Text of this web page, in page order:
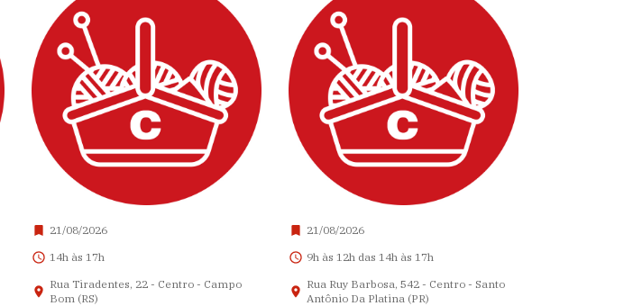
21/08/2026
14h às 17h
Rua Tiradentes, 22 - Centro - Campo
Bom (RS)
21/08/2026
9h às 12h das 14h às 17h
Rua Ruy Barbosa, 542 - Centro - Santo
Antônio Da Platina (PR)